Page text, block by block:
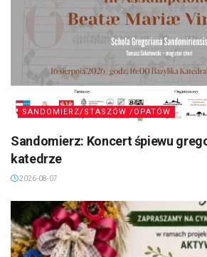
SANDOMIERZ/STASZÓW /OPATÓW
Sandomierz: Koncert śpiewu
katedrze
2026-08-07